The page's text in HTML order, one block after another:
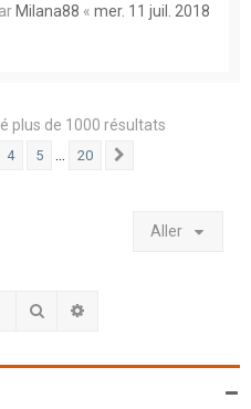
Milana88 « mer. 11 juil. 2018
plus de 1000 résultats
4 5 20
Aller
Rechercher